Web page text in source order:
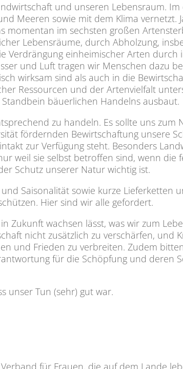
und unseren Lebensraum. Im
Meeren sowie mit dem Klima vernetzt.
im sechsten großen
Lebensräume, durch Abholzung,
Verdrängung einheimischer Arten durch
und Luft tragen wir Menschen dazu
wirksam sind als auch in die
Ressourcen und der Artenvielfalt
bäuerlichen Handelns ausbaut.
zu handeln. Es sollte uns zum
fördernden Bewirtschaftung unsere
zur Verfügung steht. Besonders
weil sie selbst betroffen sind, wenn die
Schutz unserer Natur wichtig ist.
Saisonalität sowie kurze Lieferketten
Hier sind wir alle gefordert.
Zukunft wachsen lässt, was wir zum
nicht zusätzlich zu verschärfen, und
und Frieden zu verbreiten. Zudem
für die Schöpfung und deren
unser Tun (sehr) gut war.
für Frauen, die auf dem Lande